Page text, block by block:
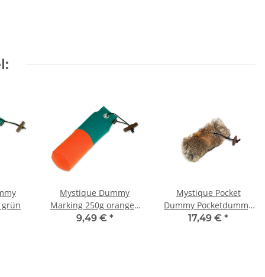
grün
Mystique Dummy
Marking 250g orange /
grün
9,49 € *
Mystique Pocket
Dummy Pocketdummy
mit Fell 85g
17,49 € *